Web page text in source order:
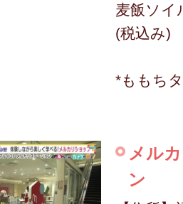
麦飯ソイ
(税込み)
*ももち
メル
ン